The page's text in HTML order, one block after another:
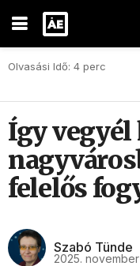
Olvasási Idő: 4 perc
Így
felelős
Szabó Tünde
2025.